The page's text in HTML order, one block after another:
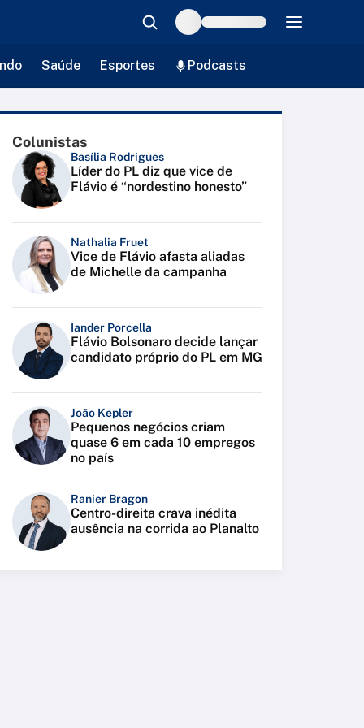
Saúde Esportes Podcasts
Colunistas
Basília Rodrigues
Líder do PL diz que vice de
Flávio é “nordestino honesto”
Nathalia Fruet
Vice de Flávio afasta aliadas
de Michelle da campanha
Iander Porcella
Flávio Bolsonaro decide lançar
candidato próprio do PL em MG
João Kepler
Pequenos negócios criam
quase 6 em cada 10 empregos
no país
Ranier Bragon
Centro-direita crava inédita
ausência na corrida ao Planalto